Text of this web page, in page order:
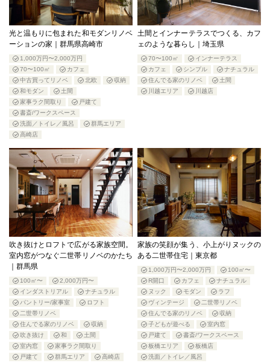
光と温もりに包まれた和モダンリノベ
ーションの家｜群馬県高崎市
1,000万円〜2,000万円
70〜100㎡
カフェ
中古買ってリノベ
北欧
収納
和モダン
土間
家事ラク間取り
戸建て
書斎/ワークスペース
洗面／トイレ／風呂
群馬エリア
高崎店
土間とインナーテラスでつくる、カフ
ェのような暮らし｜埼玉県
70〜100㎡
インナーテラス
カフェ
シンプル
ナチュラル
住んでる家のリノベ
土間
川越エリア
川越店
吹き抜けとロフトで広がる家族空間。
室内窓がつなぐ二世帯リノベのかたち
｜群馬県
100㎡〜
2,000万円〜
インダストリアル
ナチュラル
パントリー/家事室
ロフト
二世帯リノベ
住んでる家のリノベ
収納
吹き抜け
和
土間
室内窓
家事ラク間取り
戸建て
群馬エリア 高崎店
家族の笑顔が集う、小上がりヌックの
ある二世帯住宅｜東京都
1,000万円〜2,000万円
100㎡〜
R開口
カフェ
ナチュラル
ヌック
モダン
ラフ
ヴィンテージ
二世帯リノベ
住んでる家のリノベ
収納
子どもが遊べる
室内窓
戸建て
書斎/ワークスペース
板橋エリア
板橋店
洗面／トイレ／風呂